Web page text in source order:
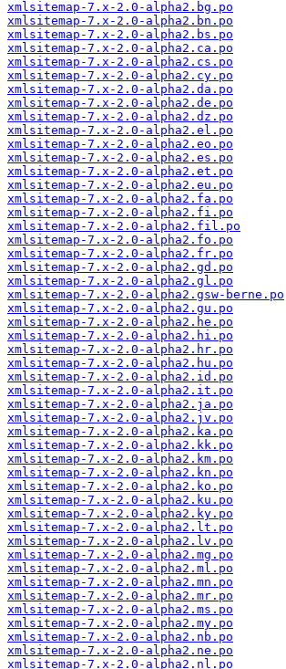
xmlsitemap-7.x-2.0-alpha2.bg.po
xmlsitemap-7.x-2.0-alpha2.bn.po
xmlsitemap-7.x-2.0-alpha2.bs.po
xmlsitemap-7.x-2.0-alpha2.ca.po
xmlsitemap-7.x-2.0-alpha2.cs.po
xmlsitemap-7.x-2.0-alpha2.cy.po
xmlsitemap-7.x-2.0-alpha2.da.po
xmlsitemap-7.x-2.0-alpha2.de.po
xmlsitemap-7.x-2.0-alpha2.dz.po
xmlsitemap-7.x-2.0-alpha2.el.po
xmlsitemap-7.x-2.0-alpha2.eo.po
xmlsitemap-7.x-2.0-alpha2.es.po
xmlsitemap-7.x-2.0-alpha2.et.po
xmlsitemap-7.x-2.0-alpha2.eu.po
xmlsitemap-7.x-2.0-alpha2.fa.po
xmlsitemap-7.x-2.0-alpha2.fi.po
xmlsitemap-7.x-2.0-alpha2.fil.po
xmlsitemap-7.x-2.0-alpha2.fo.po
xmlsitemap-7.x-2.0-alpha2.fr.po
xmlsitemap-7.x-2.0-alpha2.gd.po
xmlsitemap-7.x-2.0-alpha2.gl.po
xmlsitemap-7.x-2.0-alpha2.gsw-berne.po
xmlsitemap-7.x-2.0-alpha2.gu.po
xmlsitemap-7.x-2.0-alpha2.he.po
xmlsitemap-7.x-2.0-alpha2.hi.po
xmlsitemap-7.x-2.0-alpha2.hr.po
xmlsitemap-7.x-2.0-alpha2.hu.po
xmlsitemap-7.x-2.0-alpha2.id.po
xmlsitemap-7.x-2.0-alpha2.it.po
xmlsitemap-7.x-2.0-alpha2.ja.po
xmlsitemap-7.x-2.0-alpha2.jv.po
xmlsitemap-7.x-2.0-alpha2.ka.po
xmlsitemap-7.x-2.0-alpha2.kk.po
xmlsitemap-7.x-2.0-alpha2.km.po
xmlsitemap-7.x-2.0-alpha2.kn.po
xmlsitemap-7.x-2.0-alpha2.ko.po
xmlsitemap-7.x-2.0-alpha2.ku.po
xmlsitemap-7.x-2.0-alpha2.ky.po
xmlsitemap-7.x-2.0-alpha2.lt.po
xmlsitemap-7.x-2.0-alpha2.lv.po
xmlsitemap-7.x-2.0-alpha2.mg.po
xmlsitemap-7.x-2.0-alpha2.ml.po
xmlsitemap-7.x-2.0-alpha2.mn.po
xmlsitemap-7.x-2.0-alpha2.mr.po
xmlsitemap-7.x-2.0-alpha2.ms.po
xmlsitemap-7.x-2.0-alpha2.my.po
xmlsitemap-7.x-2.0-alpha2.nb.po
xmlsitemap-7.x-2.0-alpha2.ne.po
xmlsitemap-7.x-2.0-alpha2.nl.po